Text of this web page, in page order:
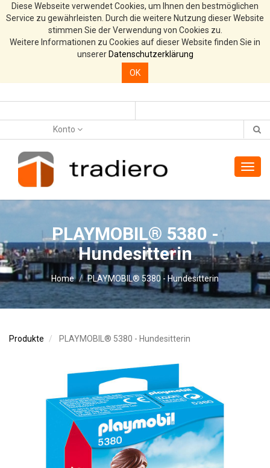
Diese Webseite verwendet Cookies, um Ihnen den bestmöglichen
Service zu gewährleisten. Durch die weitere Nutzung dieser Website
stimmen Sie der Verwendung von Cookies zu.
Weitere Informationen zu Cookies auf dieser Website finden Sie in
unserer Datenschutzerklärung
OK
Konto
PLAYMOBIL® 5380 -
Hundesitterin
Home PLAYMOBIL® 5380 - Hundesitterin
Produkte PLAYMOBIL® 5380 - Hundesitterin